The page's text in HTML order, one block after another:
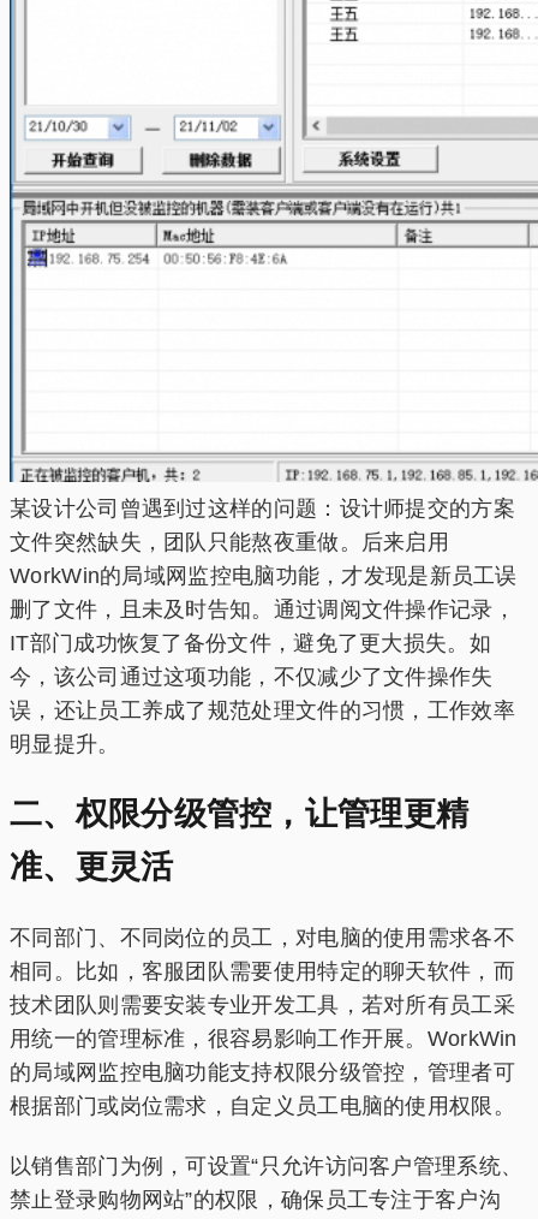
某设计公司曾遇到过这样的问题：设计师提交的方案
文件突然缺失，团队只能熬夜重做。后来启用
WorkWin的局域网监控电脑功能，才发现是新员工误
删了文件，且未及时告知。通过调阅文件操作记录，
IT部门成功恢复了备份文件，避免了更大损失。如
今，该公司通过这项功能，不仅减少了文件操作失
误，还让员工养成了规范处理文件的习惯，工作效率
明显提升。
二、权限分级管控，让管理更精
准、更灵活
不同部门、不同岗位的员工，对电脑的使用需求各不
相同。比如，客服团队需要使用特定的聊天软件，而
技术团队则需要安装专业开发工具，若对所有员工采
用统一的管理标准，很容易影响工作开展。WorkWin
的局域网监控电脑功能支持权限分级管控，管理者可
根据部门或岗位需求，自定义员工电脑的使用权限。
以销售部门为例，可设置“只允许访问客户管理系统、
禁止登录购物网站”的权限，确保员工专注于客户沟